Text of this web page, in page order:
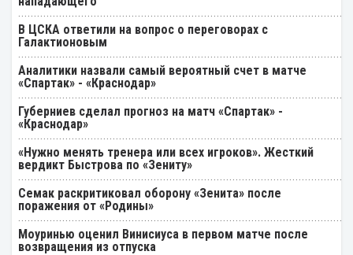
В ЦСКА ответили на вопрос о переговорах с
Галактионовым
Аналитики назвали самый вероятный счет в матче
«Спартак» - «Краснодар»
Губерниев сделал прогноз на матч «Спартак» -
«Краснодар»
«Нужно менять тренера или всех игроков». Жесткий
вердикт Быстрова по «Зениту»
Семак раскритиковал оборону «Зенита» после
поражения от «Родины»
Моуринью оценил Винисиуса в первом матче после
возвращения из отпуска